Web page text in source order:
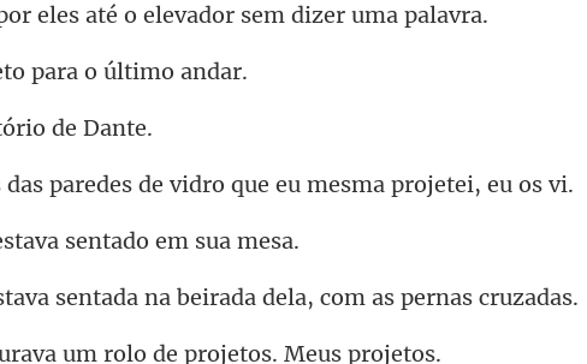
té o elevador sem
para o úl
d
de vidro que eu mesm
a sentado e
na beirada dela, co
rolo de projetos